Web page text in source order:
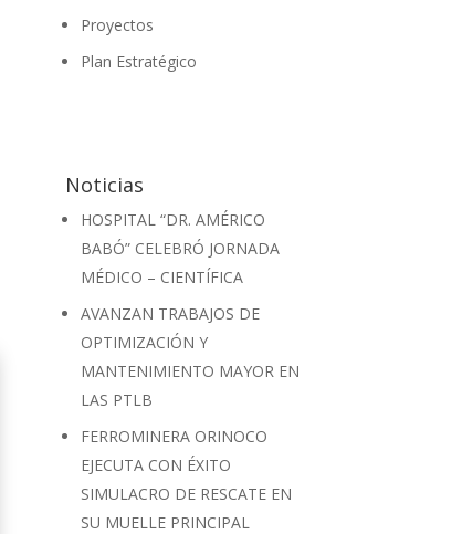
Proyectos
Plan Estratégico
Noticias
HOSPITAL “DR. AMÉRICO
BABÓ” CELEBRÓ JORNADA
MÉDICO – CIENTÍFICA
AVANZAN TRABAJOS DE
OPTIMIZACIÓN Y
MANTENIMIENTO MAYOR EN
LAS PTLB
FERROMINERA ORINOCO
EJECUTA CON ÉXITO
SIMULACRO DE RESCATE EN
SU MUELLE PRINCIPAL